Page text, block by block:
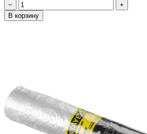
−
+
В корзину